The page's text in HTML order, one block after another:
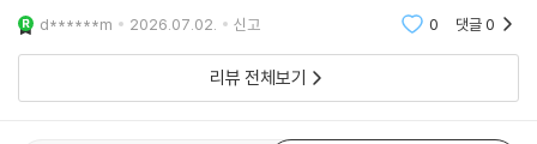
되고 피가 되는 말입니다.이와같이 ‘양날의 검’의 뜻을 갖고 있는 중에 저자
는 전자
d******m 2026.07.02. 신고 0 댓글0
리뷰 전체보기